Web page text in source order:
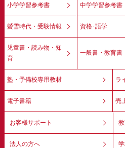
小学学習参考書 中学学習参考書
螢雪時代・受験情報 資格･語学
児童書・読み物・知
育
一般書・教育書
塾・予備校専用教材 ラ
電子書籍 売
お客様サポート
法人の方へ